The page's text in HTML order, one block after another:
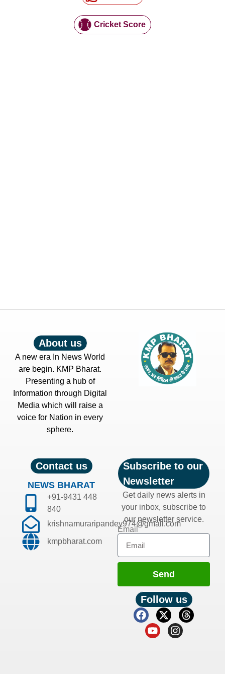
Cricket Score
About us
A new era In News World
are begin. KMP Bharat.
Presenting a hub of
Information through Digital
Media which will raise a
voice for Nation in every
sphere.
Contact us
NEWS BHARAT
+91-9431 448
840
krishnamuraripandey974@gmail.com
kmpbharat.com
Subscribe to our
Newsletter
Get daily news alerts in
your inbox, subscribe to
our newsletter service.
Email
Send
Follow us